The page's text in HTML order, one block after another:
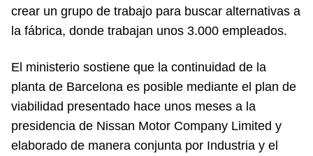
crear un grupo de trabajo para buscar alternativas a
la fábrica, donde trabajan unos 3.000 empleados.
El ministerio sostiene que la continuidad de la
planta de Barcelona es posible mediante el plan de
viabilidad presentado hace unos meses a la
presidencia de Nissan Motor Company Limited y
elaborado de manera conjunta por Industria y el